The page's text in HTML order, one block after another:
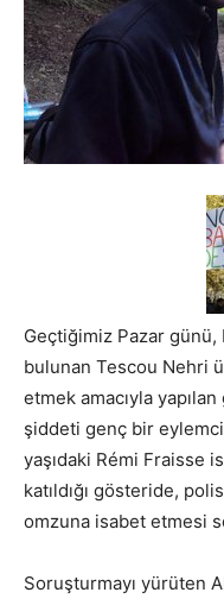
Geçtiğimiz Pazar günü,
bulunan Tescou Nehri
etmek amacıyla
şiddeti genç bir
yaşıdaki Rémi Fraisse
katıldığı gösteride,
omzuna isabet etmesi
Soruşturmayı yürüten